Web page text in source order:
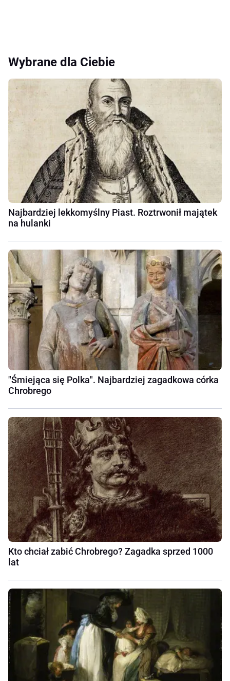
Wybrane dla Ciebie
Najbardziej lekkomyślny Piast. Roztrwonił majątek
na hulanki
"Śmiejąca się Polka". Najbardziej zagadkowa córka
Chrobrego
Kto chciał zabić Chrobrego? Zagadka sprzed 1000
lat